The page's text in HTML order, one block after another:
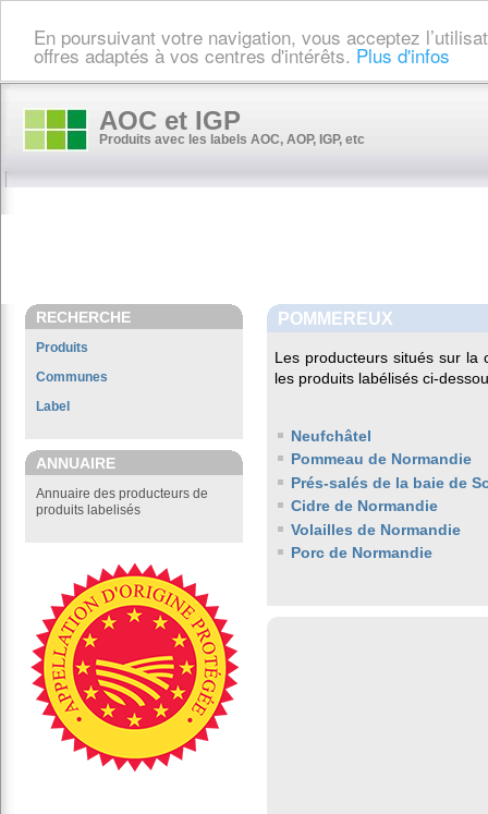
En poursuivant votre navigation, vous acceptez
offres adaptés à vos centres d'intérêts. Plus d'infos
AOC et IGP
Produits avec les labels AOC, AOP, IGP, etc
RECHERCHE
Produits
Communes
Label
ANNUAIRE
Annuaire des producteurs de
produits labelisés
POMMEREUX
Les producteurs situés sur la
les produits labélisés ci-
Neufchâtel
Pommeau de Normandie
Prés-salés de la baie de
Cidre de Normandie
Volailles de Normandie
Porc de Normandie